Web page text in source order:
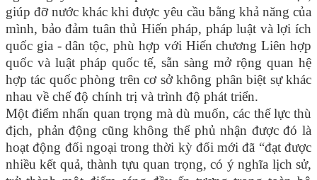
giúp đỡ nước khác khi được yêu cầu bằng khả năng của
mình, bảo đảm tuân thủ Hiến pháp, pháp luật và lợi ích
quốc gia - dân tộc, phù hợp với Hiến chương Liên hợp
quốc và luật pháp quốc tế, sẵn sàng mở rộng quan hệ
hợp tác quốc phòng trên cơ sở không phân biệt sự khác
nhau về chế độ chính trị và trình độ phát triển.
Một điểm nhấn quan trọng mà dù muốn, các thế lực thù
địch, phản động cũng không thể phủ nhận được đó là
hoạt động đối ngoại trong thời kỳ đổi mới đã “đạt được
nhiều kết quả, thành tựu quan trọng, có ý nghĩa lịch sử,